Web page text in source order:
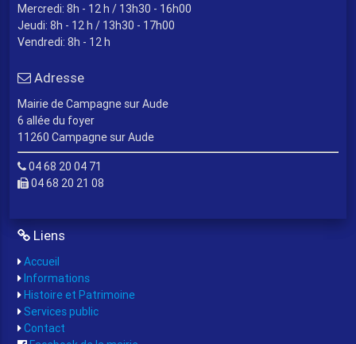
Mercredi: 8h - 12 h / 13h30 - 16h00
Jeudi: 8h - 12 h / 13h30 - 17h00
Vendredi: 8h - 12 h
Adresse
Mairie de Campagne sur Aude
6 allée du foyer
11260 Campagne sur Aude
04 68 20 04 71
04 68 20 21 08
Liens
Accueil
Informations
Histoire et Patrimoine
Services public
Contact